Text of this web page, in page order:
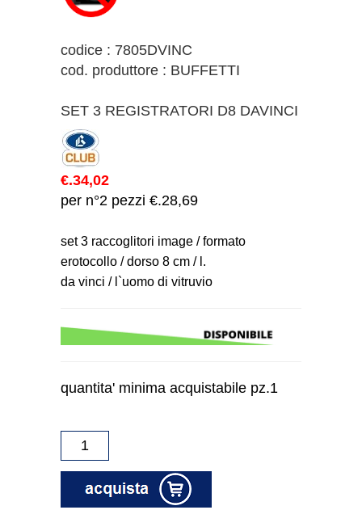
codice : 7805DVINC
cod. produttore : BUFFETTI
SET 3 REGISTRATORI D8 DAVINCI
€.34,02
per n°2 pezzi €.28,69
set 3 raccoglitori image / formato
erotocollo / dorso 8 cm / l.
da vinci / l`uomo di vitruvio
quantita' minima acquistabile pz.1